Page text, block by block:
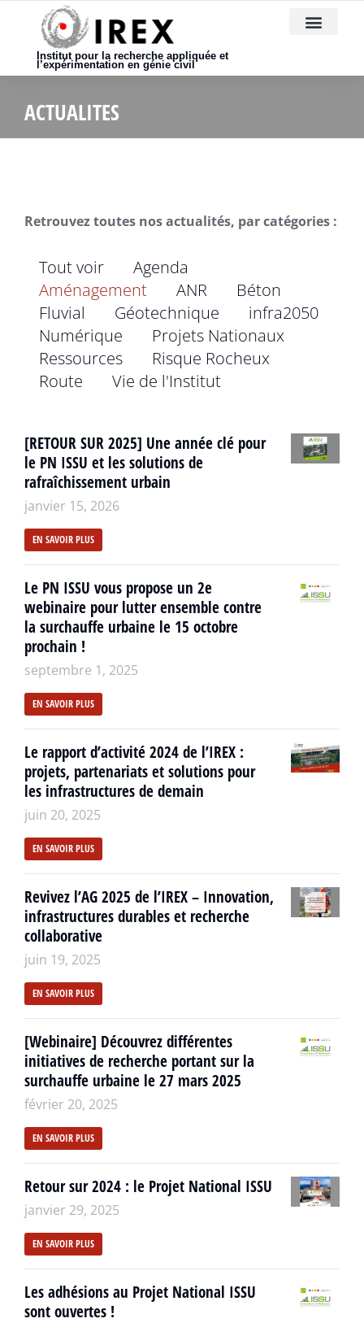
Institut pour la recherche appliquée et
l’expérimentation en génie civil
ACTUALITES
Retrouvez toutes nos actualités, par catégories :
Tout voir
Agenda
Aménagement
ANR
Béton
Fluvial
Géotechnique
infra2050
Numérique
Projets Nationaux
Ressources
Risque Rocheux
Route
Vie de l'Institut
[RETOUR SUR 2025] Une année clé pour
le PN ISSU et les solutions de
rafraîchissement urbain
janvier 15, 2026
EN SAVOIR PLUS
Le PN ISSU vous propose un 2e
webinaire pour lutter ensemble contre
la surchauffe urbaine le 15 octobre
prochain !
septembre 1, 2025
EN SAVOIR PLUS
Le rapport d’activité 2024 de l’IREX :
projets, partenariats et solutions pour
les infrastructures de demain
juin 20, 2025
EN SAVOIR PLUS
Revivez l’AG 2025 de l’IREX – Innovation,
infrastructures durables et recherche
collaborative
juin 19, 2025
EN SAVOIR PLUS
[Webinaire] Découvrez différentes
initiatives de recherche portant sur la
surchauffe urbaine le 27 mars 2025
février 20, 2025
EN SAVOIR PLUS
Retour sur 2024 : le Projet National ISSU
janvier 29, 2025
EN SAVOIR PLUS
Les adhésions au Projet National ISSU
sont ouvertes !